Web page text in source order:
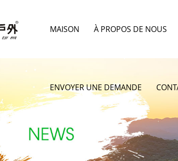
MAISON À PROPOS DE NOUS
ENVOYER UNE DEMANDE